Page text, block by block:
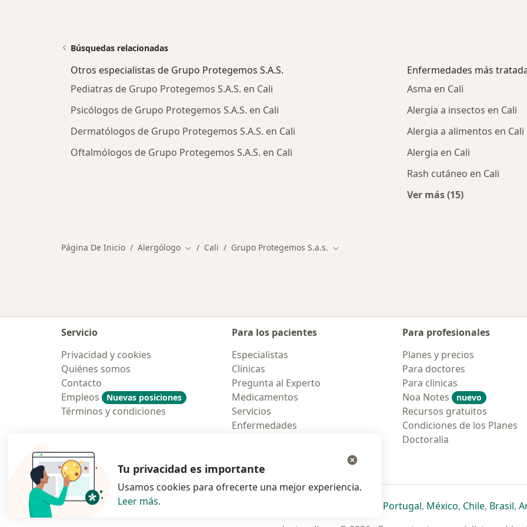
Búsquedas relacionadas
Otros especialistas de Grupo Protegemos S.A.S.
Pediatras de Grupo Protegemos S.A.S. en Cali
Psicólogos de Grupo Protegemos S.A.S. en Cali
Dermatólogos de Grupo Protegemos S.A.S. en Cali
Oftalmólogos de Grupo Protegemos S.A.S. en Cali
Enfermedades más
Asma en Cali
Alergia a insectos en Cali
Alergia a alimentos en Cali
Alergia en Cali
Rash cutáneo en Cali
Ver más (15)
Página De Inicio Alergólogo Cambiar de ciudad
Cali Grupo Protegemos S.a.s. Cambiar de ciudad
Servicio
Privacidad y cookies
Quiénes somos
Contacto
Empleos
Nuevas posiciones
Términos y condiciones
Para los pacientes
Especialistas
Clínicas
Pregunta al Experto
Medicamentos
Servicios
Enfermedades
Para profesionales
Planes y precios
Para doctores
Para clinicas
Noa Notes
nuevo
Recursos gratuitos
Condiciones de los Planes
Doctoralia
Polska se abre en una nueva pestaña
se abre en una nueva pestaña
se abre en una nueva pestaña
se abre en una nueva pestaña
Portugalse abre en una nueva
, Méxicose abre en una
, Chilese abre
, Brasilse
,
Tu privacidad es importante
Usamos cookies para ofrecerte una mejor experiencia.
Leer más.